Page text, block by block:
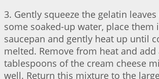
3. Gently squeeze the gelatin
some soaked-up water, place them
saucepan and gently heat up until
melted. Remove from heat and add
tablespoons of the cream cheese
well. Return this mixture to the